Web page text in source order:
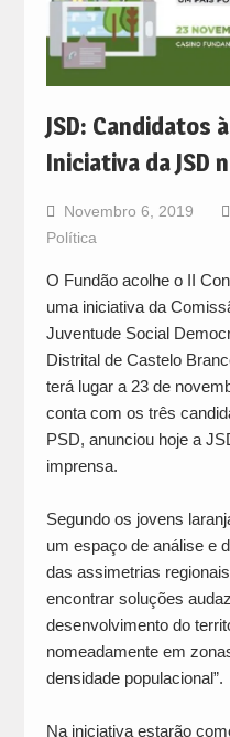
JSD: Candidatos
Iniciativa da JSD
Novembro 6, 2019
Política
O Fundão acolhe o II
uma iniciativa da
Juventude Social
Distrital de Castelo
terá lugar a 23 de
conta com os três
PSD, anunciou hoje a
imprensa.
Segundo os jovens
um espaço de análise e
das assimetrias
encontrar soluções
desenvolvimento do
nomeadamente em
densidade populacional”.
Na iniciativa estarão